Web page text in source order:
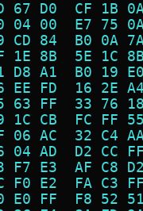
67 D0  CF 1B
04 00  E7 75
CD 84  B0 0A
1E 8B  5E 1C
D8 A1  B0 19
EE FD  16 2E
63 FF  33 76
1C CB  FC FF
06 AC  32 C4
04 AD  D2 CC
F7 E3  AF C8
F0 E2  FA C3
E0 FF  F8 52